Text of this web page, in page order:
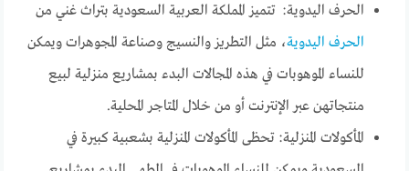
الحرف اليدوية: تتميز المملكة العربية السعودية بتراث غني من
الحرف اليدوية، مثل التطريز والنسيج وصناعة المجوهرات ويمكن
للنساء الموهوبات في هذه المجالات البدء بمشاريع منزلية لبيع
منتجاتهن عبر الإنترنت أو من خلال المتاجر المحلية.
المأكولات المنزلية: تحظى المأكولات المنزلية بشعبية كبيرة في